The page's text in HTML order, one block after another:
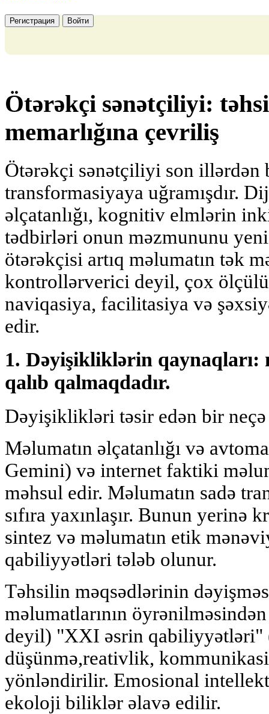
Регистрация Войти
Ötərəkçi sənətçiliyi:
memarlığına çevriliş
Ötərəkçi sənətçiliyi son illərdən
transformasiyaya uğramışdır.
əlçatanlığı, kognitiv elmlərin
tədbirləri onun məzmununu
ötərəkçisi artıq məlumatın tək
kontrollərverici deyil, çox
naviqasiya, facilitasiya və
edir.
1. Dəyişikliklərin qaynaqları:
qalıb qalmaqdadır.
Dəyişiklikləri təsir edən bir
Məlumatın əlçatanlığı və
Gemini) və internet faktiki
məhsul edir. Məlumatın sadə
sıfıra yaxınlaşır. Bunun
sintez və məlumatın etik
qabiliyyətləri tələb olunur.
Təhsilin məqsədlərinin
məlumatlarının
deyil) "XXI əsrin
düşünmə,reativlik,
yönləndirilir. Emosional
ekoloji biliklər əlavə edilir.